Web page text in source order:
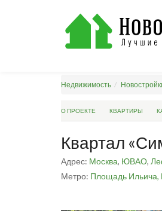
Недвижимость
О ПРОЕКТЕ КВАРТИРЫ
Квартал
Адрес: Москва, ЮВАО,
Метро: Площадь Ильича,